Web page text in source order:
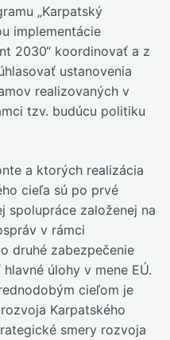
„Karpatský
implementácie
2030“ koordinovať a z
ustanovenia
realizovaných v
tzv. budúcu politiku
a ktorých realizácia
cieľa sú po prvé
spolupráce založenej na
v rámci
druhé zabezpečenie
úlohy v mene EÚ.
cieľom je
Karpatského
smery rozvoja